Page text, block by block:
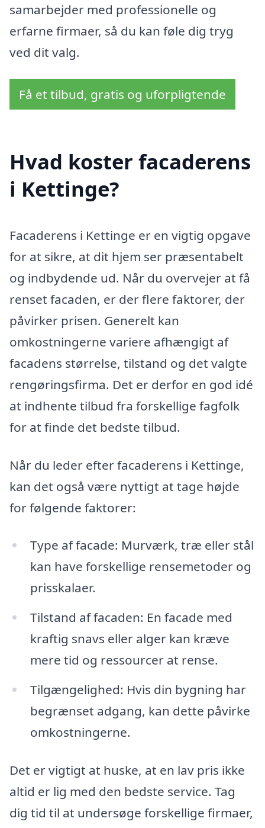
samarbejder med professionelle og
erfarne firmaer, så du kan føle dig tryg
ved dit valg.
Få et tilbud, gratis og uforpligtende
Hvad koster facaderens
i Kettinge?
Facaderens i Kettinge er en vigtig opgave
for at sikre, at dit hjem ser præsentabelt
og indbydende ud. Når du overvejer at få
renset facaden, er der flere faktorer, der
påvirker prisen. Generelt kan
omkostningerne variere afhængigt af
facadens størrelse, tilstand og det valgte
rengøringsfirma. Det er derfor en god idé
at indhente tilbud fra forskellige fagfolk
for at finde det bedste tilbud.
Når du leder efter facaderens i Kettinge,
kan det også være nyttigt at tage højde
for følgende faktorer:
Type af facade: Murværk, træ eller stål
kan have forskellige rensemetoder og
prisskalaer.
Tilstand af facaden: En facade med
kraftig snavs eller alger kan kræve
mere tid og ressourcer at rense.
Tilgængelighed: Hvis din bygning har
begrænset adgang, kan dette påvirke
omkostningerne.
Det er vigtigt at huske, at en lav pris ikke
altid er lig med den bedste service. Tag
dig tid til at undersøge forskellige firmaer,